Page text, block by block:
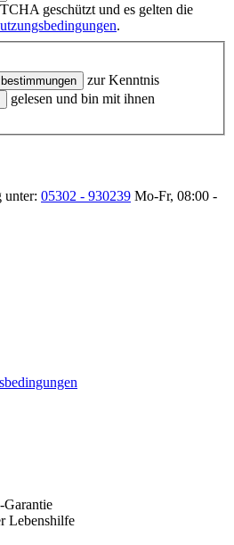
geschützt und es gelten die
.
zur Kenntnis
gelesen und bin mit ihnen
unter: 05302 - 930239 Mo-Fr, 08:00 -
Garantie
Lebenshilfe